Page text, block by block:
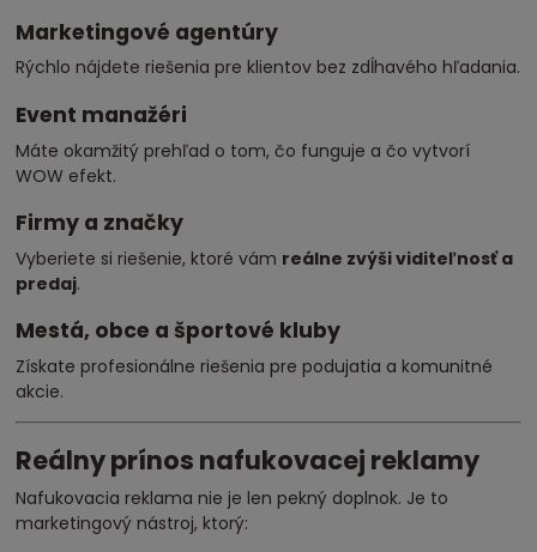
Marketingové agentúry
Rýchlo nájdete riešenia pre klientov bez zdĺhavého hľadania.
Event manažéri
Máte okamžitý prehľad o tom, čo funguje a čo vytvorí
WOW efekt.
Firmy a značky
Vyberiete si riešenie, ktoré vám reálne zvýši viditeľnosť a
predaj.
Mestá, obce a športové kluby
Získate profesionálne riešenia pre podujatia a komunitné
akcie.
Reálny prínos nafukovacej reklamy
Nafukovacia reklama nie je len pekný doplnok. Je to
marketingový nástroj, ktorý: